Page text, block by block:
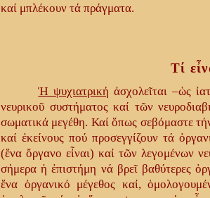
καί μπλέκουν τά πράγματα.
Τί
Ἡ ψυχιατρική ἀσχολεῖται –ὡς
νευρικοῦ συστήματος καί τῶν
σωματικά μεγέθη. Καί ὅπως σεβόμαστε
καί ἐκείνους πού προσεγγίζουν τά
(ἕνα ὄργανο εἶναι) καί τῶν λεγομένων
σήμερα ἡ ἐπιστήμη νά βρεῖ βαθύτερες
ἕνα ὀργανικό μέγεθος καί,